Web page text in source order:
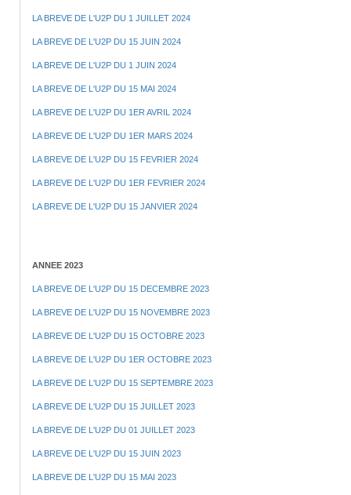
LA BREVE DE L'U2P DU 1 JUILLET 2024
LA BREVE DE L'U2P DU 15 JUIN 2024
LA BREVE DE L'U2P DU 1 JUIN 2024
LA BREVE DE L'U2P DU 15 MAI 2024
LA BREVE DE L'U2P DU 1ER AVRIL 2024
LA BREVE DE L'U2P DU 1ER MARS 2024
LA BREVE DE L'U2P DU 15 FEVRIER 2024
LA BREVE DE L'U2P DU 1ER FEVRIER 2024
LA BREVE DE L'U2P DU 15 JANVIER 2024
ANNEE 2023
LA BREVE DE L'U2P DU 15 DECEMBRE 2023
LA BREVE DE L'U2P DU 15 NOVEMBRE 2023
LA BREVE DE L'U2P DU 15 OCTOBRE 2023
LA BREVE DE L'U2P DU 1ER OCTOBRE 2023
LA BREVE DE L'U2P DU 15 SEPTEMBRE 2023
LA BREVE DE L'U2P DU 15 JUILLET 2023
LA BREVE DE L'U2P DU 01 JUILLET 2023
LA BREVE DE L'U2P DU 15 JUIN 2023
LA BREVE DE L'U2P DU 15 MAI 2023